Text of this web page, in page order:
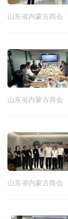
山东省内蒙古商会
山东省内蒙古商会
山东省内蒙古商会